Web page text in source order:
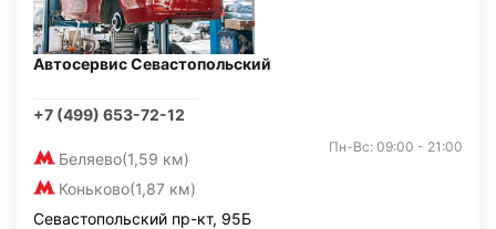
Автосервис Севастопольский
+7 (499) 653-72-12
Беляево(1,59 км)
Коньково(1,87 км)
Пн-Вс: 09:00 - 21:00
Севастопольский пр-кт, 95Б